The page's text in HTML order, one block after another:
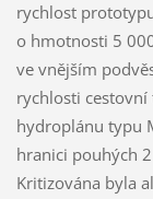
rychlost
o hmotnosti 5
ve vnějším
rychlosti
hydroplánu typu
hranici pouhých
Kritizována byla